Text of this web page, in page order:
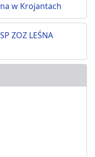
w Krojantach
ZOZ LEŚNA